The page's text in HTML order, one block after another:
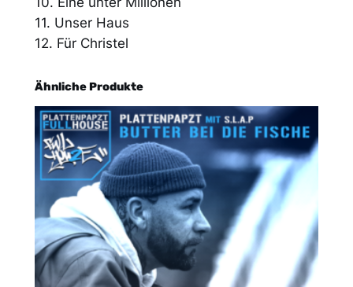
n
S
o
l
S
t
M
e
11. Unser Haus
12. Für Christel
Ähnliche Produkte